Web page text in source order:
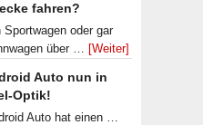
fahren?
Sportwagen oder gar
über … [Weiter]
Auto nun in
Optik!
Auto hat einen …